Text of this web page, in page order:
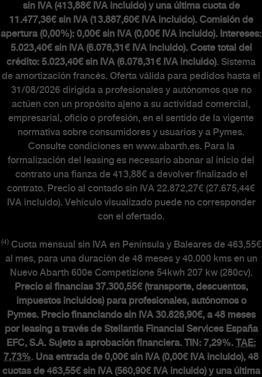
sin IVA (413,88€ IVA incluido) y una última cuota de
11.477,36€ sin IVA (13.887,60€ IVA incluido). Comisión de
apertura (0,00%): 0,00€ sin IVA (0,00€ IVA incluido). Intereses:
5.023,40€ sin IVA (6.078,31€ IVA incluido). Coste total del
crédito: 5.023,40€ sin IVA (6.078,31€ IVA incluido). Sistema
de amortización francés. Oferta válida para pedidos hasta el
31/08/2026 dirigida a profesionales y autónomos que no
actúen con un propósito ajeno a su actividad comercial,
empresarial, oficio o profesión, en el sentido de la vigente
normativa sobre consumidores y usuarios y a Pymes.
Consulte condiciones en www.abarth.es. Para la
formalización del leasing es necesario abonar al inicio del
contrato una fianza de 413,88€ a devolver finalizado el
contrato. Precio al contado sin IVA 22.872,27€ (27.675,44€
IVA incluido). Vehículo visualizado puede no corresponder
con el ofertado.
(4)Cuota mensual sin IVA en Península y Baleares de 463,55€
al mes, para una duración de 48 meses y 40.000 kms en un
Nuevo Abarth 600e Competizione 54kwh 207 kw (280cv).
Precio si financias 37.300,55€ (transporte, descuentos,
impuestos incluidos) para profesionales, autónomos o
Pymes. Precio financiando sin IVA 30.826,90€, a 48 meses
por leasing a través de Stellantis Financial Services España
EFC, S.A. Sujeto a aprobación financiera. TIN: 7,29%. TAE:
7,73%. Una entrada de 0,00€ sin IVA (0,00€ IVA incluido), 48
cuotas de 463,55€ sin IVA (560,90€ IVA incluido) y una última